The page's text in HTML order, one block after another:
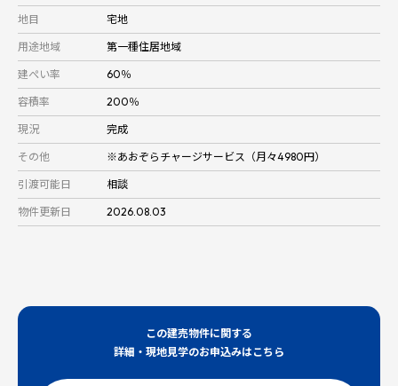
地目 宅地
用途地域 第一種住居地域
建ぺい率 60％
容積率 200％
現況 完成
その他 ※あおぞらチャージサービス（月々4980円）
引渡可能日 相談
物件更新日 2026.08.03
この建売物件に関する
詳細・現地見学のお申込みはこちら